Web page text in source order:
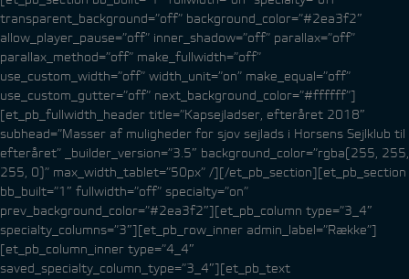
transparent_background=”off” background_color=”#2ea3f2″
allow_player_pause=”off” inner_shadow=”off” parallax=”off”
parallax_method=”off” make_fullwidth=”off”
use_custom_width=”off” width_unit=”on” make_equal=”off”
use_custom_gutter=”off” next_background_color=”#ffffff”]
[et_pb_fullwidth_header title=”Kapsejladser, efteråret 2018″
subhead=”Masser af muligheder for sjov sejlads i Horsens Sejlklub til
efteråret” _builder_version=”3.5″ background_color=”rgba(255, 255,
255, 0)” max_width_tablet=”50px” /][/et_pb_section][et_pb_section
bb_built=”1″ fullwidth=”off” specialty=”on”
prev_background_color=”#2ea3f2″][et_pb_column type=”3_4″
specialty_columns=”3″][et_pb_row_inner admin_label=”Række”]
[et_pb_column_inner type=”4_4″
saved_specialty_column_type=”3_4″][et_pb_text